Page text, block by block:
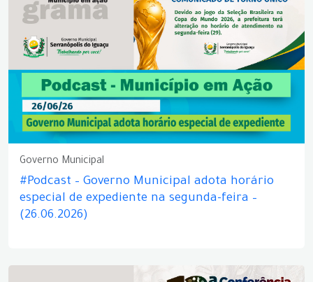
Governo Municipal
#Podcast – Governo Municipal adota horário
especial de expediente na segunda-feira –
(26.06.2026)